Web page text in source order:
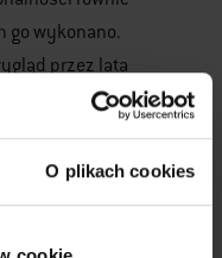
O plikach cookies
go wykonano.
przez lata
grilla ma
podejmujemy
gości.